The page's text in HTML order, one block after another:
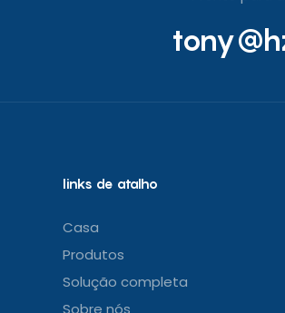
links de atalho
Casa
Produtos
Solução completa
Sobre nós